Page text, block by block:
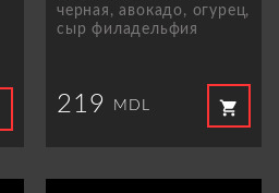
черная, авокадо, огурец,
сыр филадельфия
219 MDL shopping_cart